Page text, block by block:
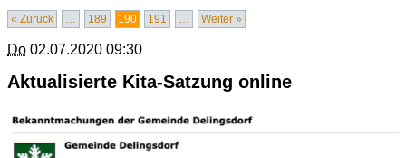
« Zurück … 189 190 191 … Weiter »
Do 02.07.2020 09:30
Aktualisierte Kita-Satzung online